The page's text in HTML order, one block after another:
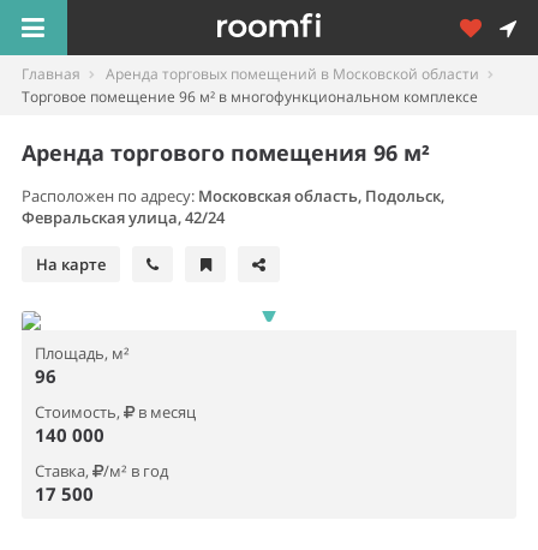
Главная
Аренда торговых помещений в Московской области
Торговое помещение 96 м² в многофункциональном комплексе
Аренда торгового помещения 96 м²
Расположен по адресу: Московская область, Подольск,
Февральская улица, 42/24
На карте
Площадь, м²
96
Стоимость, в месяц
140 000
Ставка, /м² в год
17 500